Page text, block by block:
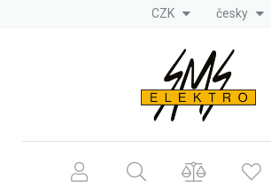
CZK česky